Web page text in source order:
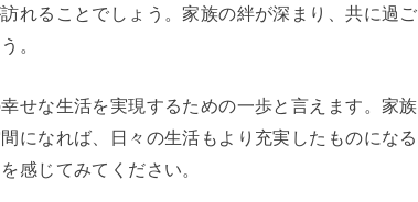
れることでしょう。家族の絆が深まり、共に過ご
。
せな生活を実現するための一歩と言えます。家族
になれば、日々の生活もより充実したものになる
感じてみてください。